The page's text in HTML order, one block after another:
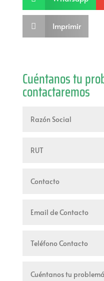
 Imprimir
Cuéntanos tu
contactaremos